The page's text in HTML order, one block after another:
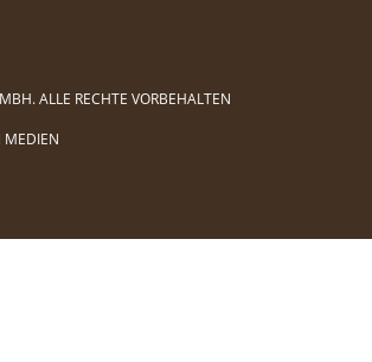
ALLE RECHTE VORBEHALTEN
MEDIEN